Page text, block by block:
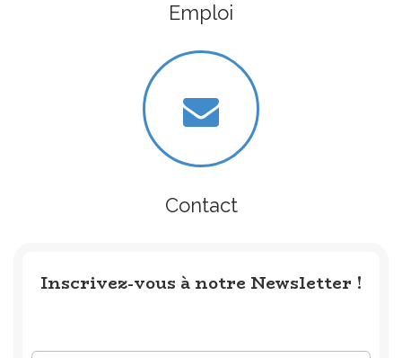
Emploi
Contact
Inscrivez-vous à notre Newsletter !